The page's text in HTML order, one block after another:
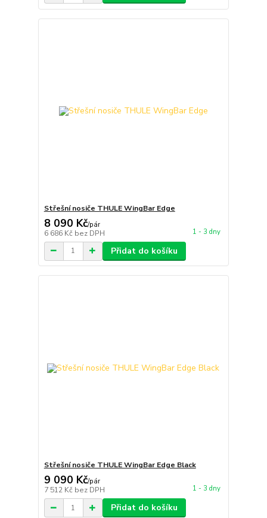
Střešní nosiče THULE WingBar Edge
8 090 Kč/pár
6 686 Kč bez DPH 1 - 3 dny
Přidat do košíku
Střešní nosiče THULE WingBar Edge Black
9 090 Kč/pár
7 512 Kč bez DPH 1 - 3 dny
Přidat do košíku